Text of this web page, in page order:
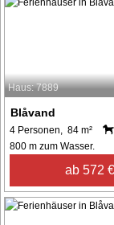
Haus: 7889
Blåvand
4 Personen, 84 m²
800 m zum Wasser.
ab 572 €